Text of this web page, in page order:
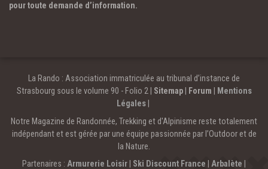
pour toute demande d’information.
La Rando : Association immatriculée au tribunal d’instance de
Strasbourg sous le volume 90 - Folio 2 | Sitemap| Forum
Mentions
Légales
Notre Magazine de Randonnée, Trekking et d'Alpinisme reste totalement
indépendant et est gérée par une équipe passionnée par l’Outdoor et de
la Nature.
Partenaires : Armurerie Loisir Ski Discount France Arbalète